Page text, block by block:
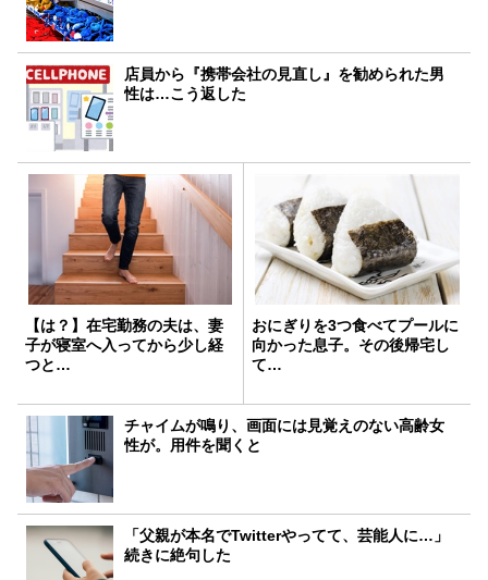
店員から『携帯会社の見直し』を勧められた男
性は…こう返した
【は？】在宅勤務の夫は、妻
子が寝室へ入ってから少し経
つと…
おにぎりを3つ食べてプールに
向かった息子。その後帰宅し
て…
チャイムが鳴り、画面には見覚えのない高齢女
性が。用件を聞くと
「父親が本名でTwitterやってて、芸能人に…」
続きに絶句した